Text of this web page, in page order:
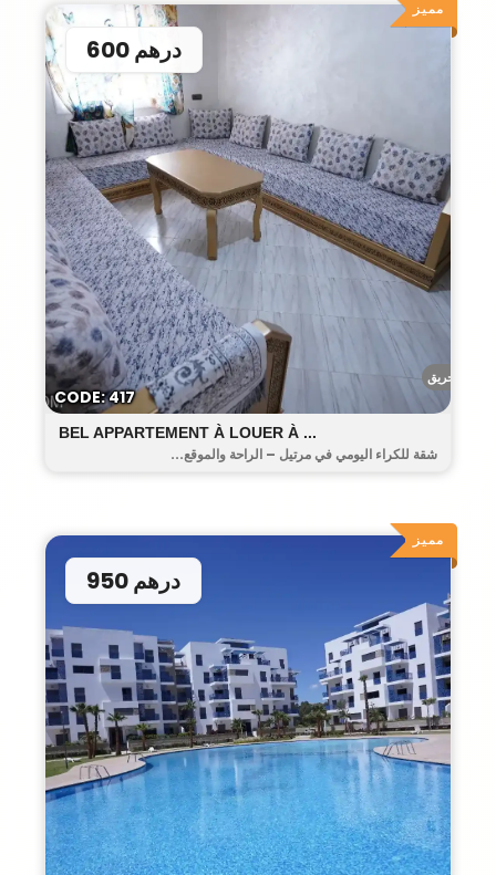
مميز
أحريق
BEL APPARTEMENT À LOUER À ...
600 درهم
شقة للكراء اليومي في مرتيل – الراحة والموقع...
CODE: 417
مميز
950 درهم